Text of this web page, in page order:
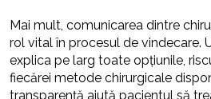
Mai mult, comunicarea dintre
rol vital în procesul de vindecare.
explica pe larg toate opțiunile,
fiecărei metode chirurgicale
transparență ajută pacientul să